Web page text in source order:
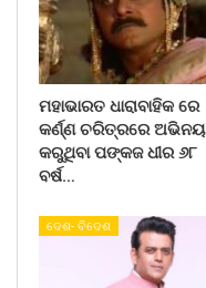
ମହାଭାରତ ଧାରାବାହିକ ରେ
କର୍ଣ୍ଣ ଚରିତ୍ରରେ ଅଭିନୟ
କରୁଥିବା ପଙ୍କଜ ଧୀର ୬୮
ବର୍ଷ…
ଦେଶ- ବିଦେଶ